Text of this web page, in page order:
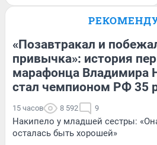
«Позавтракал и
привычка»: история
марафонца Владимира
стал чемпионом РФ 35
15 часов 8 592 9
Накипело у младшей сестры:
осталась быть хорошей»